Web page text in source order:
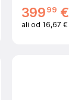
39999 €
ali od 16,67 €